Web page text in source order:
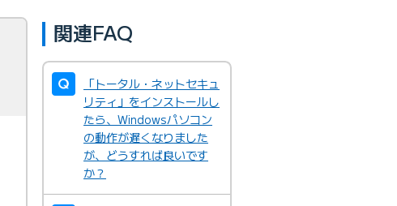
関連FAQ
「トータル・ネットセキュ
リティ」をインストールし
たら、Windowsパソコン
の動作が遅くなりました
が、どうすれば良いです
か？